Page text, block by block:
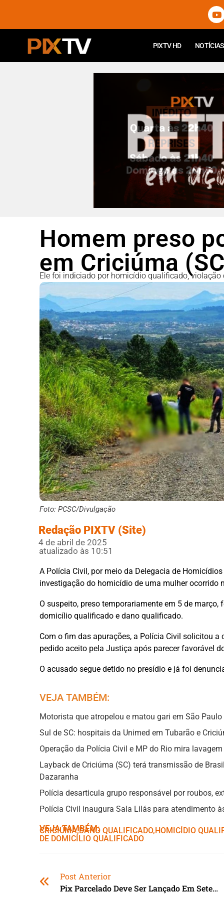
PIXTV HD NOTÍCIAS
Homem preso
em Criciúma
Ele foi indiciado por homicídio qualificado,
Foto: PCSC/Divulgação
Redação PIXTV (Site)
4 de abril de 2025
atualizado às 10:51
A Polícia Civil, por meio da Delegacia de
investigação do homicídio de uma mulher ocorrido
O suspeito, preso temporariamente em 5 de
domicílio qualificado e dano qualificado.
Com o fim das apurações, a Polícia Civil solicitou
pedido aceito pela Justiça após parecer favorável
O acusado segue detido no presídio e já foi
VEJA TAMBÉM:
Motorista que atropelou e matou gari em São
Sul de SC: hospitais da Unimed em Tubarão e
Operação da Polícia Civil e MP do Rio mira
Layback de Criciúma (SC) terá transmissão de
Dazaranha
Polícia desarticula grupo responsável por roubos,
Polícia Civil inaugura Sala Lilás para atendimento
VEJA TAMBÉM:
CRICIÚMA,ㅤDANO QUALIFICADO,ㅤHOMICÍDIO
DE DOMICÍLIO QUALIFICADO
Post Anterior
Pix Parcelado Deve Ser Lançado Em Setembro, Diz Banco Central